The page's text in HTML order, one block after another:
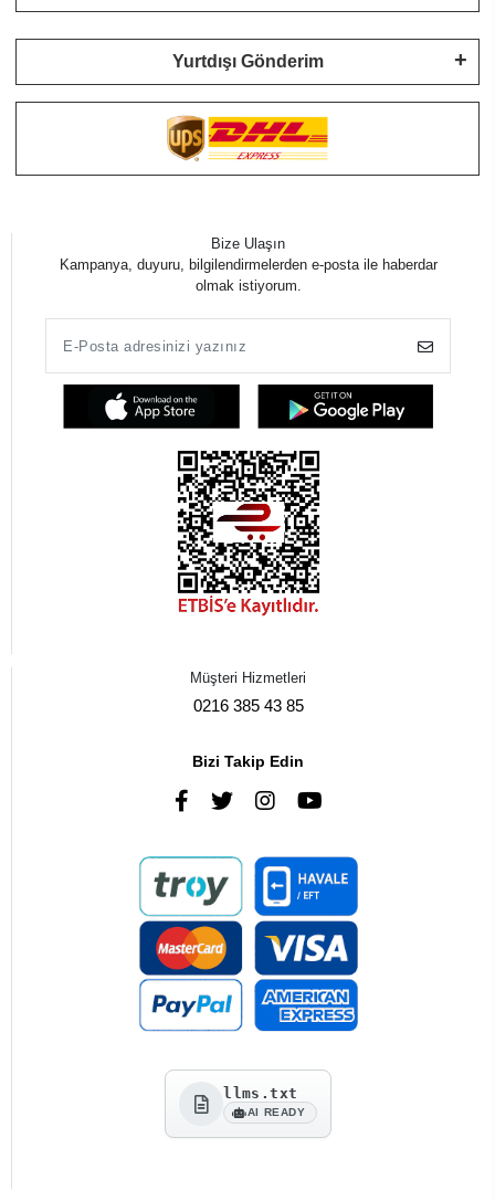
Yurtdışı Gönderim
Bize Ulaşın
Kampanya, duyuru, bilgilendirmelerden e-posta ile haberdar
olmak istiyorum.
Müşteri Hizmetleri
0216 385 43 85
Bizi Takip Edin
llms.txt
AI READY